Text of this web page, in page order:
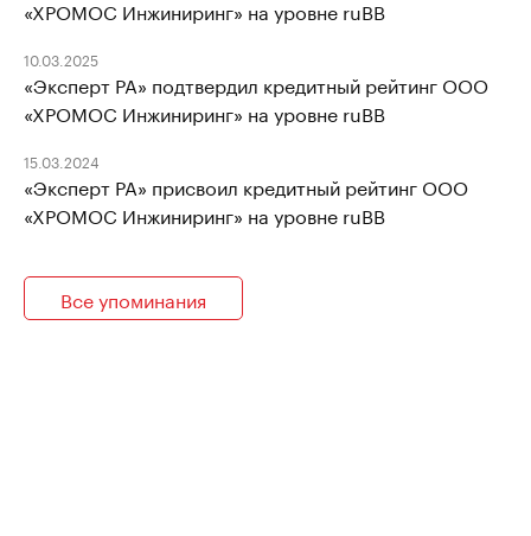
«ХРОМОС Инжиниринг» на уровне ruBB
10.03.2025
«Эксперт РА» подтвердил кредитный рейтинг ООО
«ХРОМОС Инжиниринг» на уровне ruBB
15.03.2024
«Эксперт РА» присвоил кредитный рейтинг ООО
«ХРОМОС Инжиниринг» на уровне ruBB
Все упоминания